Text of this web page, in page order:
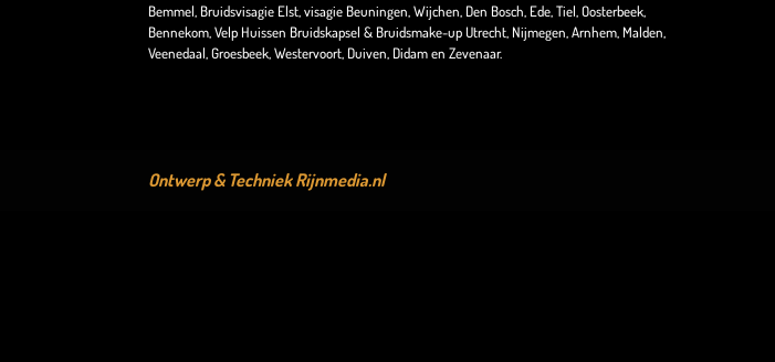
Bemmel, Bruidsvisagie Elst, visagie Beuningen, Wijchen, Den Bosch, Ede, Tiel, Oosterbeek,
Bennekom, Velp Huissen Bruidskapsel & Bruidsmake-up Utrecht, Nijmegen, Arnhem, Malden,
Veenedaal, Groesbeek, Westervoort, Duiven, Didam en Zevenaar.
Ontwerp & TechniekRijnmedia.nl